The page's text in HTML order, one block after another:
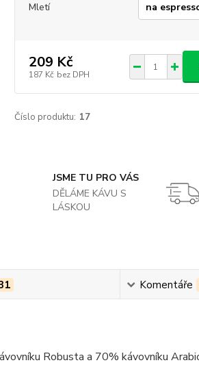
Mletí
209 Kč
187 Kč bez DPH
Číslo produktu: 17
JSME TU PRO VÁS
DĚLÁME KÁVU S
LÁSKOU
Komentáře
Robusta a 70% kávovníku